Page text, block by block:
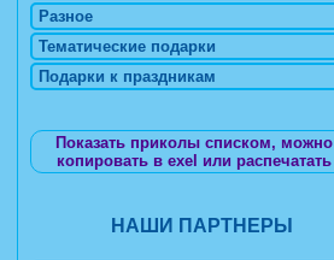
Разное
Тематические подарки
Подарки к праздникам
Показать приколы списком, можно
копировать в exel или распечатать
НАШИ ПАРТНЕРЫ